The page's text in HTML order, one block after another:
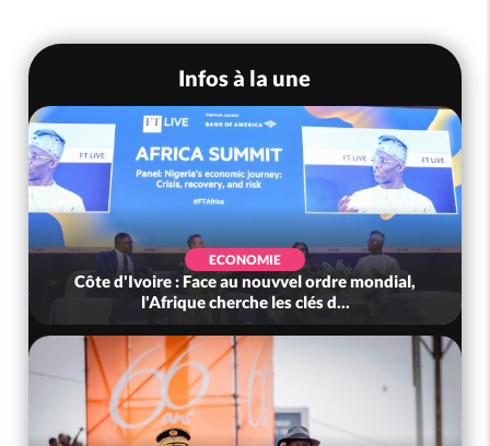
Infos à la une
ECONOMIE
Côte d'Ivoire : Face au nouvvel ordre mondial,
l'Afrique cherche les clés d...